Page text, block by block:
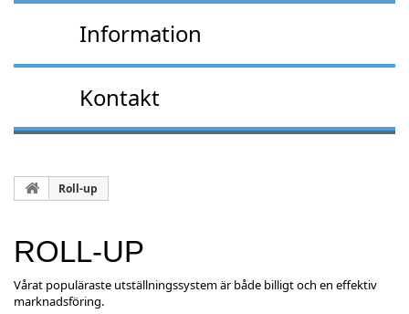
Information
Kontakt
Roll-up
ROLL-UP
Vårat populäraste utställningssystem är både billigt och en effektiv
marknadsföring.